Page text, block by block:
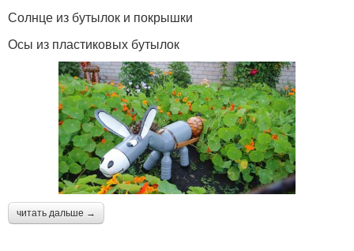
Солнце из бутылок и покрышки
Осы из пластиковых бутылок
читать дальше →